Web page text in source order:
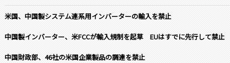
米国、中国製システム連系用インバーターの輸入を禁止
中国製インバーター、米FCCが輸入規制を起草 EUはすでに先行して禁止
中国財政部、46社の米国企業製品の調達を禁止